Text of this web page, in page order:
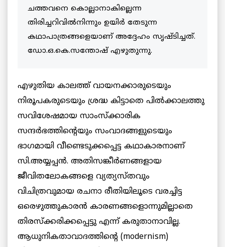
ചത്തവനെ കൊല്ലാനാകില്ലെന്ന
തിരിച്ചറിവില്‍നിന്നും ഉയിർ തേടുന്ന
കഥാപാത്രങ്ങളെയാണ് അദ്ദേഹം സൃഷ്ടിച്ചത്.
ഡോ.ഒ.കെ.സന്തോഷ് എഴുതുന്നു.
എഴുതിയ കാലത്ത് വായനക്കാരുടെയും
നിരൂപകരുടെയും ശ്രദ്ധ കിട്ടാതെ പില്‍ക്കാലത്തു
സവിശേഷമായ സാംസ്ക്കാരിക
സന്ദര്‍ഭത്തിന്റെയും സംവാദങ്ങളുടെയും
ഭാഗമായി വീണ്ടെടുക്കപ്പെട്ട കഥാകാരനാണ്
സി.അയ്യപ്പന്‍. അതിസങ്കീര്‍ണങ്ങളായ
ജീവിതലോകങ്ങളെ വ്യത്യസ്തവും
വിചിത്രവുമായ രചനാ രീതിയിലൂടെ വരച്ചിട്ട
ഒരെഴുത്തുകാരന്‍ കാരണങ്ങളൊന്നുമില്ലാതെ
തിരസ്ക്കരിക്കപ്പെട്ടു എന്ന് കരുതാനാവില്ല.
ആധുനികതാവാദത്തിന്റെ (modernism)